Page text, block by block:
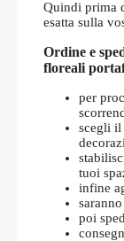
Quindi prima
esatta sulla
Ordine e
floreali
per
scegli il
tuoi
infine
poi